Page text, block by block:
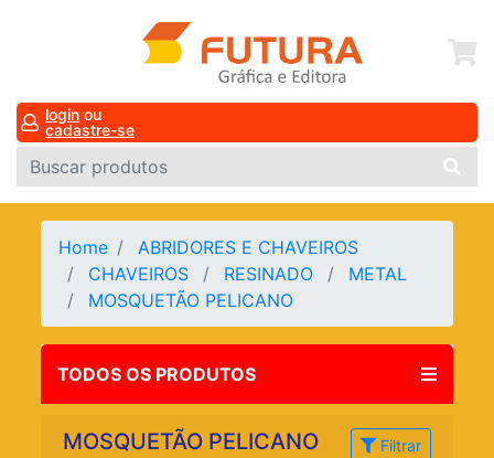
login ou
cadastre-se
Home
ABRIDORES E CHAVEIROS
CHAVEIROS
RESINADO
METAL
MOSQUETÃO PELICANO
TODOS OS PRODUTOS
MOSQUETÃO PELICANO Filtrar